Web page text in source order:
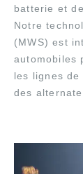
batterie et
Notre
(MWS) est
automobiles
les lignes
des